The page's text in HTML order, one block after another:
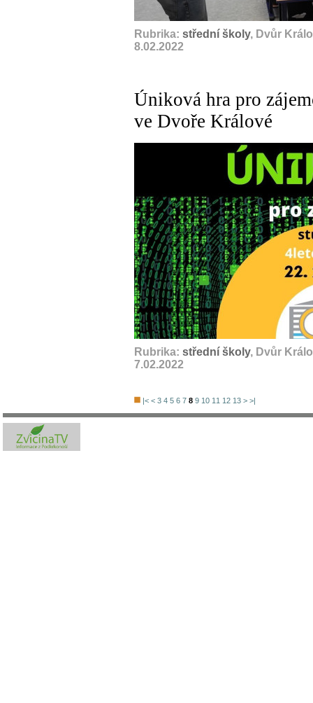
Rubrika: střední školy, Dvůr
8.02.2022
Úniková hra pro
ve Dvoře Králové
Rubrika: střední školy, Dvůr
7.02.2022
|< < 3 4 5 6 7 8 9 10 11 12 13 > >|